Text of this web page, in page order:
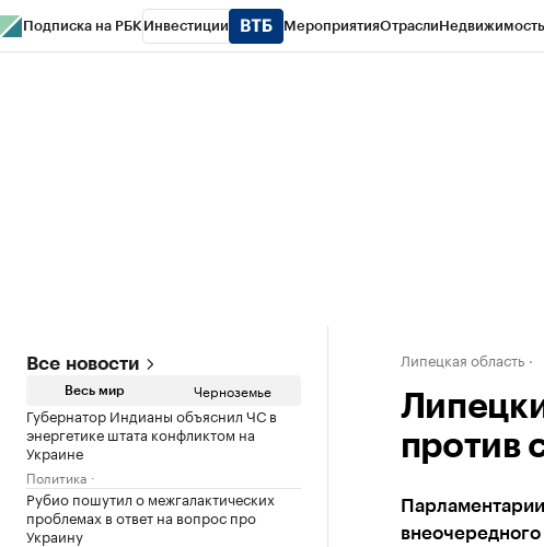
Подписка на РБК Инвестиции МероприятияОтраслиНедвижимость
Все новости
Весь мир Черноземье
Губернатор Индианы объяснил ЧС в
энергетике штата конфликтом на
Украине
Политика
Рубио пошутил о межгалактических
проблемах в ответ на вопрос про
Украину
Липецкая область
против